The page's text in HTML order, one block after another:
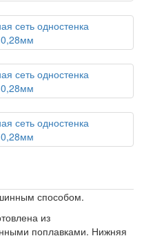
способом.
из
поплавками. Нижняя